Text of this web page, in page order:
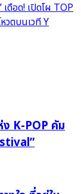
ดือด! เปิดโผ TOP
วตบนเวที Y
ง K-POP คัม